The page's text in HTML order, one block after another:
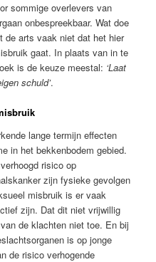
sommige overlevers van
onbespreekbaar. Wat doe
de arts vaak niet dat het hier
gaat. In plaats van in te
is de keuze meestal: ‘Laat
schuld’.
lange termijn effecten
in het bekkenbodem gebied.
risico op
zijn fysieke gevolgen
misbruik is er vaak
zijn. Dat dit niet vrijwillig
de klachten niet toe. En bij
is op jonge
de risico verhogende